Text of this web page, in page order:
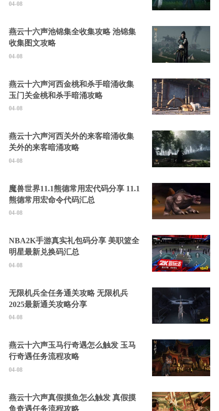
04-08
燕云十六声池锦集全收集攻略 池锦集
收集图文攻略
04-08
燕云十六声河西金桃和杀手暗涌收集
玉门关金桃和杀手暗涌攻略
04-08
燕云十六声河西关外的来客暗涌收集
关外的来客暗涌攻略
04-08
魔兽世界11.1熊德常用宏代码分享 11.1
熊德常用宏命令代码汇总
04-08
NBA2K手游真实礼包码分享 美职篮全
明星最新兑换码汇总
04-08
无限机兵全任务通关攻略 无限机兵
2025最新通关攻略分享
04-08
燕云十六声玉马行奇遇怎么触发 玉马
行奇遇任务流程攻略
04-08
燕云十六声真假摸鱼怎么触发 真假摸
鱼奇遇任务流程攻略